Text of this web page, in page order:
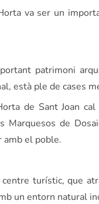
va ser un
patrimoni
està ple de cases
de Sant Joan
de
amb el poble.
turístic, que
un entorn natural